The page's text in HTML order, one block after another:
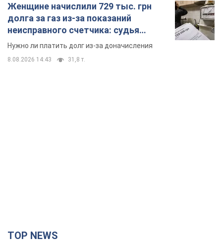
Женщине начислили 729 тыс. грн
долга за газ из-за показаний
неисправного счетчика: судья
вынес неожиданное решение
Нужно ли платить долг из-за доначисления
8.08.2026 14:43 31,8 т.
TOP NEWS